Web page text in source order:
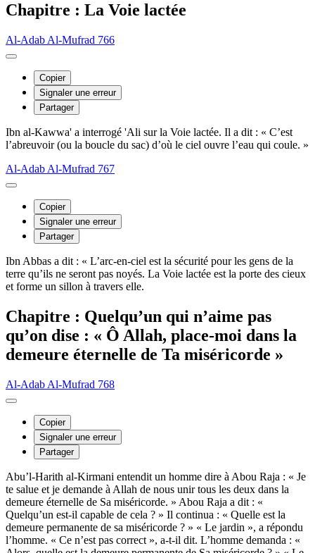
Chapitre : La Voie lactée
Al-Adab Al-Mufrad 766
Copier
Signaler une erreur
Partager
Ibn al-Kawwa' a interrogé 'Ali sur la Voie lactée. Il a dit : « C’est
l’abreuvoir (ou la boucle du sac) d’où le ciel ouvre l’eau qui coule. »
Al-Adab Al-Mufrad 767
Copier
Signaler une erreur
Partager
Ibn Abbas a dit : « L’arc-en-ciel est la sécurité pour les gens de la
terre qu’ils ne seront pas noyés. La Voie lactée est la porte des cieux
et forme un sillon à travers elle.
Chapitre : Quelqu’un qui n’aime pas
qu’on dise : « Ô Allah, place-moi dans la
demeure éternelle de Ta miséricorde »
Al-Adab Al-Mufrad 768
Copier
Signaler une erreur
Partager
Abu’l-Harith al-Kirmani entendit un homme dire à Abou Raja : « Je
te salue et je demande à Allah de nous unir tous les deux dans la
demeure éternelle de Sa miséricorde. » Abou Raja a dit : «
Quelqu’un est-il capable de cela ? » Il continua : « Quelle est la
demeure permanente de sa miséricorde ? » « Le jardin », a répondu
l’homme. « Ce n’est pas correct », a-t-il dit. L’homme demanda : «